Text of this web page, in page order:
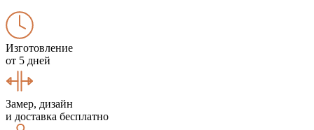
Изготовление
от 5 дней
Замер, дизайн
и доставка бесплатно